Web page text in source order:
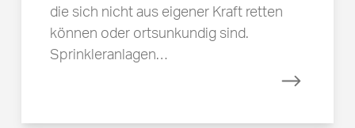
die sich nicht aus eigener Kraft retten
können oder ortsunkundig sind.
Sprinkleranlagen…
Mehr